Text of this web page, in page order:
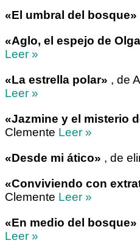
«El umbral del bosque»
«Aglo, el espejo de
Leer »
«La estrella polar» , de
Leer »
«Jazmine y el misterio
Clemente Leer »
«Desde mi ático» , de
«Conviviendo con
Clemente Leer »
«En medio del bosque»
Leer »